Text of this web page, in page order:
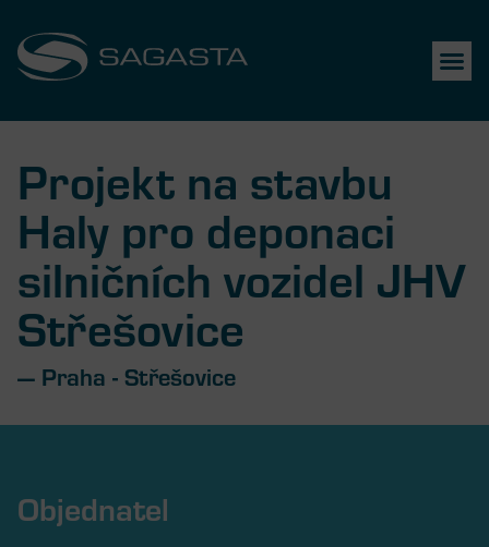
Projekt na stavbu
Haly pro deponaci
silničních vozidel JHV
Střešovice
— Praha - Střešovice
Objednatel